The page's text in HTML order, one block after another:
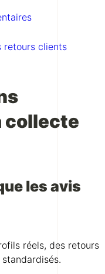
retours clients
collecte
les avis
réels, des retours